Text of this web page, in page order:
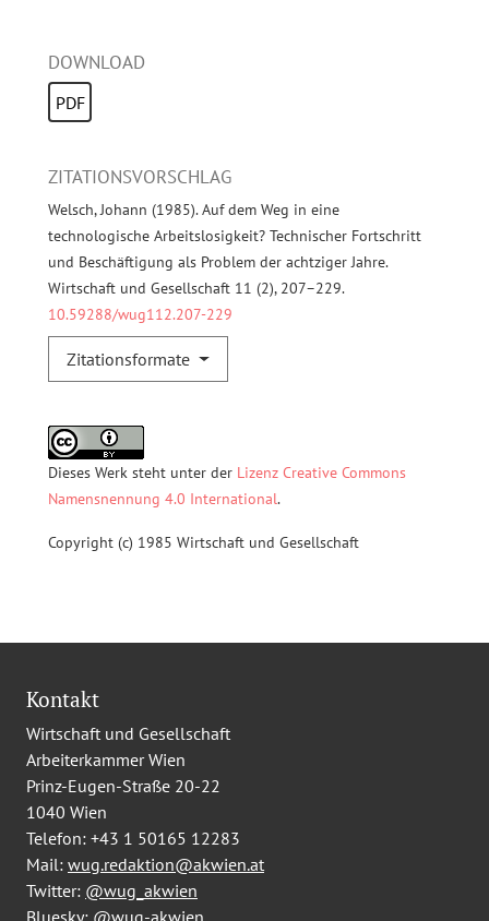
DOWNLOAD
PDF
ZITATIONSVORSCHLAG
Welsch, Johann (1985). Auf dem Weg in eine
technologische Arbeitslosigkeit? Technischer Fortschritt
und Beschäftigung als Problem der achtziger Jahre.
Wirtschaft und Gesellschaft 11 (2), 207–229.
10.59288/wug112.207-229
Zitationsformate
Dieses Werk steht unter der Lizenz Creative Commons
Namensnennung 4.0 International.
Copyright (c) 1985 Wirtschaft und Gesellschaft
Kontakt
Wirtschaft und Gesellschaft
Arbeiterkammer Wien
Prinz-Eugen-Straße 20-22
1040 Wien
Telefon: +43 1 50165 12283
Mail: wug.redaktion@akwien.at
Twitter: @wug_akwien